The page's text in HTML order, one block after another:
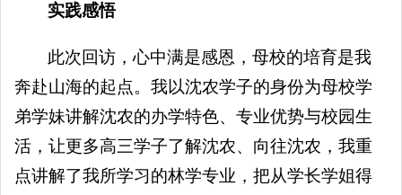
实践感悟
此次回访，心中满是感恩，母校的培育是我
奔赴山海的起点。我以沈农学子的身份为母校学
弟学妹讲解沈农的办学特色、专业优势与校园生
活，让更多高三学子了解沈农、向往沈农，我重
点讲解了我所学习的林学专业，把从学长学姐得